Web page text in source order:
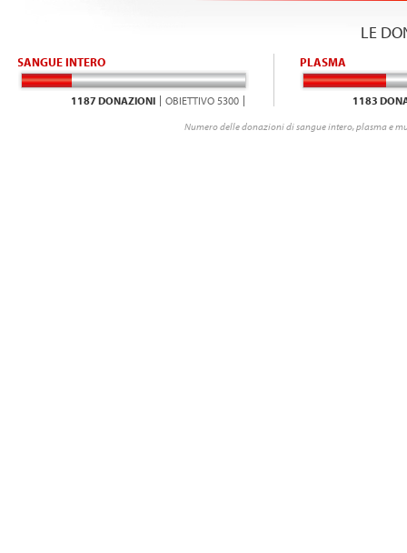
LE
SANGUE INTERO
1187 DONAZIONI OBIETTIVO 5300
PLASMA
1183
Numero delle donazioni di sangue intero, plasma e